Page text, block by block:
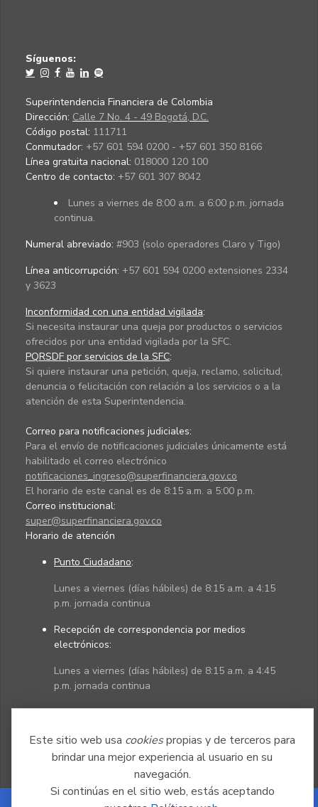
Este sitio web usa cookiespropias y de terceros para
brindar una mejor experiencia al usuario en su
navegación.
Si continúas en el sitio web, estás aceptando
Síguenos:
Superintendencia Financiera de Colombia
Dirección: Calle 7 No. 4 - 49 Bogotá, D.C.
Código postal: 111711
Conmutador: +57 601 594 0200 - +57 601 350 8166
Línea gratuita nacional: 018000 120 100
Centro de contacto: +57 601 307 8042
Lunes a viernes de 8:00 a.m. a 6:00 p.m. jornada
continua.
Numeral abreviado: #903 (solo operadores Claro y Tigo)
Línea anticorrupción: +57 601 594 0200 extensiones 2334
y 3623
Inconformidad con una entidad vigilada:
Si necesita instaurar una queja por productos o servicios
ofrecidos por una entidad vigilada por la SFC.
PQRSDF por servicios de la SFC:
Si quiere instaurar una petición, queja, reclamo, solicitud,
denuncia o felicitación con relación a los servicios o a la
atención de esta Superintendencia.
Correo para notificaciones judiciales:
Para el envío de notificaciones judiciales únicamente está
habilitado el correo electrónico
notificaciones_ingreso@superfinanciera.gov.co
El horario de este canal es de 8:15 a.m. a 5:00 p.m.
Correo institucional:
super@superfinanciera.gov.co
Horario de atención
Punto Ciudadano:
Lunes a viernes (días hábiles) de 8:15 a.m. a 4:15
p.m. jornada continua
Recepción de correspondencia por medios
electrónicos:
Lunes a viernes (días hábiles) de 8:15 a.m. a 4:45
p.m. jornada continua